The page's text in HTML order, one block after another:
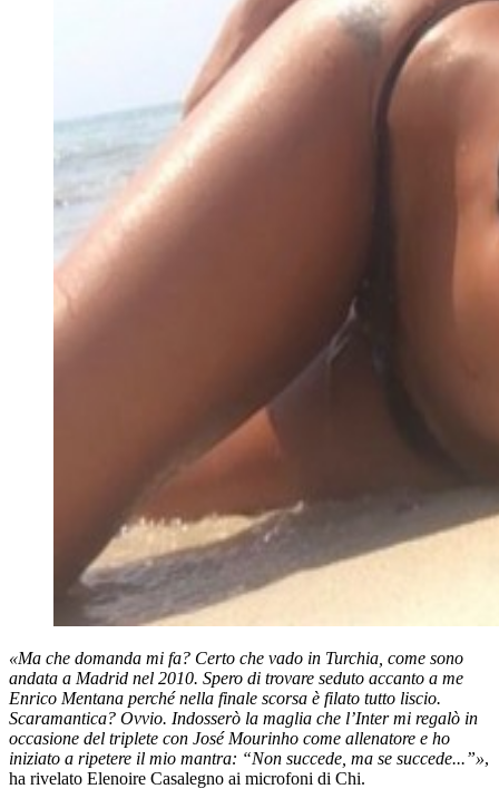
«Ma che domanda mi fa? Certo che vado in Turchia, come sono
andata a Madrid nel 2010. Spero di trovare seduto accanto a me
Enrico Mentana perché nella finale scorsa è filato tutto liscio.
Scaramantica? Ovvio. Indosserò la maglia che l’Inter mi regalò in
occasione del triplete con José Mourinho come allenatore e ho
iniziato a ripetere il mio mantra: “Non succede, ma se succede...”»,
ha rivelato Elenoire Casalegno ai microfoni di Chi.